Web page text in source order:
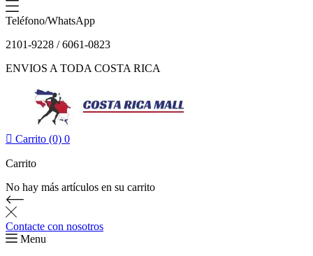
Teléfono/WhatsApp
2101-9228 / 6061-0823
ENVIOS A TODA COSTA RICA
 Carrito (0) 0
Carrito
No hay más artículos en su carrito
Contacte con nosotros
Menu